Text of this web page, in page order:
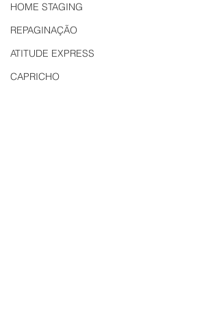
HOME STAGING
REPAGINAÇÃO
ATITUDE EXPRESS
CAPRICHO